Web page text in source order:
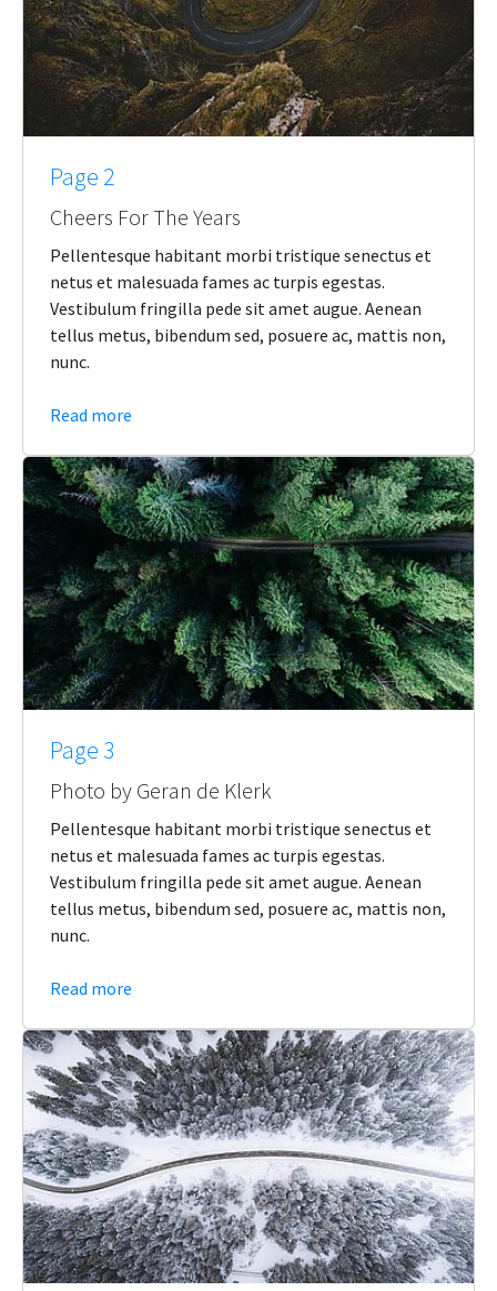
Page 2
Cheers For The Years
Pellentesque habitant morbi tristique senectus et
netus et malesuada fames ac turpis egestas.
Vestibulum fringilla pede sit amet augue. Aenean
tellus metus, bibendum sed, posuere ac, mattis non,
nunc.
Read more
Page 3
Photo by Geran de Klerk
Pellentesque habitant morbi tristique senectus et
netus et malesuada fames ac turpis egestas.
Vestibulum fringilla pede sit amet augue. Aenean
tellus metus, bibendum sed, posuere ac, mattis non,
nunc.
Read more